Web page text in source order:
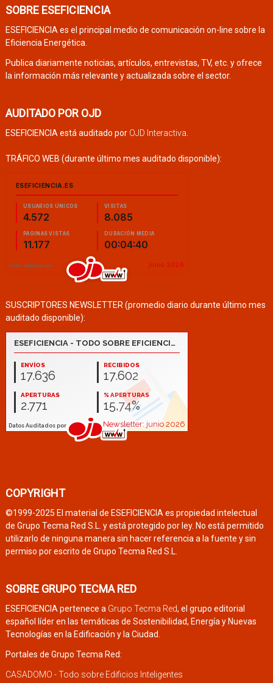
SOBRE ESEFICIENCIA
ESEFICIENCIA es el principal medio de comunicación on-line sobre la
Eficiencia Energética.
Publica diariamente noticias, artículos, entrevistas, TV, etc. y ofrece
la información más relevante y actualizada sobre el sector.
AUDITADO POR OJD
ESEFICIENCIA está auditado por OJD Interactiva
TRÁFICO WEB (durante último mes auditado disponible):
SUSCRIPTORES NEWSLETTER (promedio diario durante último mes
auditado disponible):
COPYRIGHT
©1999-2025 El material de ESEFICIENCIA es propiedad intelectual
de Grupo Tecma Red S.L. y está protegido por ley. No está permitido
utilizarlo de ninguna manera sin hacer referencia a la fuente y sin
permiso por escrito de Grupo Tecma Red S.L.
SOBRE GRUPO TECMA RED
ESEFICIENCIA pertenece a Grupo Tecma Red, el grupo editorial
español líder en las temáticas de Sostenibilidad, Energía y Nuevas
Tecnologías en la Edificación y la Ciudad.
Portales de Grupo Tecma Red:
CASADOMO - Todo sobre Edificios Inteligentes